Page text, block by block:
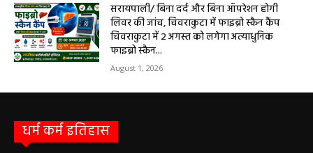
सरायपाली/ बिना दर्द और बिना ऑपरेशन होगी
लिवर की जांच, चिवराकुटा में फाइब्रो स्कैन कैंप
चिवराकुटा में 2 अगस्त को लगेगा अत्याधुनिक
फाइब्रो स्कैन...
August 1, 2026
धर्म कर्म इतिहास